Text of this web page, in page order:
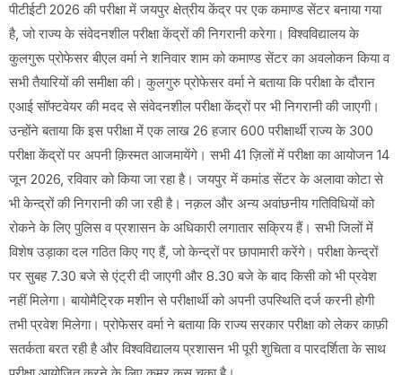
पीटीईटी 2026 की परीक्षा में जयपुर क्षेत्रीय केंद्र पर एक कमाण्ड सेंटर बनाया गया
है, जो राज्य के संवेदनशील परीक्षा केंद्रों की निगरानी करेगा। विश्वविद्यालय के
कुलगुरू प्रोफेसर बीएल वर्मा ने शनिवार शाम को कमाण्ड सेंटर का अवलोकन किया व
सभी तैयारियों की समीक्षा की। कुलगुरु प्रोफेसर वर्मा ने बताया कि परीक्षा के दौरान
एआई सॉफ्टवेयर की मदद से संवेदनशील परीक्षा केंद्रों पर भी निगरानी की जाएगी।
उन्होंने बताया कि इस परीक्षा में एक लाख 26 हजार 600 परीक्षार्थी राज्य के 300
परीक्षा केंद्रों पर अपनी क़िस्मत आजमायेंगे। सभी 41 ज़िलों में परीक्षा का आयोजन 14
जून 2026, रविवार को किया जा रहा है। जयपुर में कमांड सेंटर के अलावा कोटा से
भी केन्द्रों की निगरानी की जा रही है। नक़ल और अन्य अवांछनीय गतिविधियों को
रोकने के लिए पुलिस व प्रशासन के अधिकारी लगातार सक्रिय हैं। सभी जिलों में
विशेष उड़ाका दल गठित किए गए हैं, जो केन्द्रों पर छापामारी करेंगे। परीक्षा केन्द्रों
पर सुबह 7.30 बजे से एंट्री दी जाएगी और 8.30 बजे के बाद किसी को भी प्रवेश
नहीं मिलेगा। बायोमैट्रिक मशीन से परीक्षार्थी को अपनी उपस्थिति दर्ज करनी होगी
तभी प्रवेश मिलेगा। प्रोफेसर वर्मा ने बताया कि राज्य सरकार परीक्षा को लेकर काफ़ी
सतर्कता बरत रही है और विश्वविद्यालय प्रशासन भी पूरी शुचिता व पारदर्शिता के साथ